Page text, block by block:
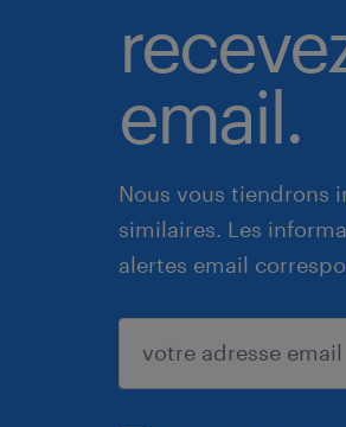
email.
Nous vous tiendrons
similaires. Les
alertes email
enregistrer